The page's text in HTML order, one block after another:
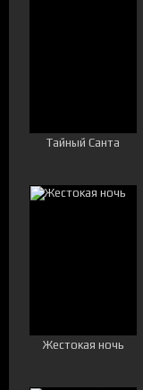
Тайный Санта
Жестокая ночь